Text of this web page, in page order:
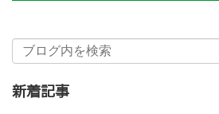
新着記事